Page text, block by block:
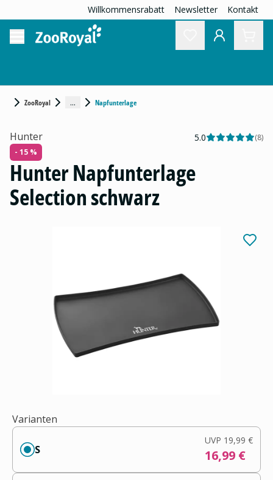
Willkommensrabatt Newsletter Kontakt
ZooRoyal ... Napfunterlage
Hunter 5.0 (8)
- 15 %
Hunter Napfunterlage
Selection schwarz
Varianten
S
UVP 19,99 €
16,99 €